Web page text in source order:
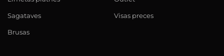
Sagataves
Brusas
Visas preces